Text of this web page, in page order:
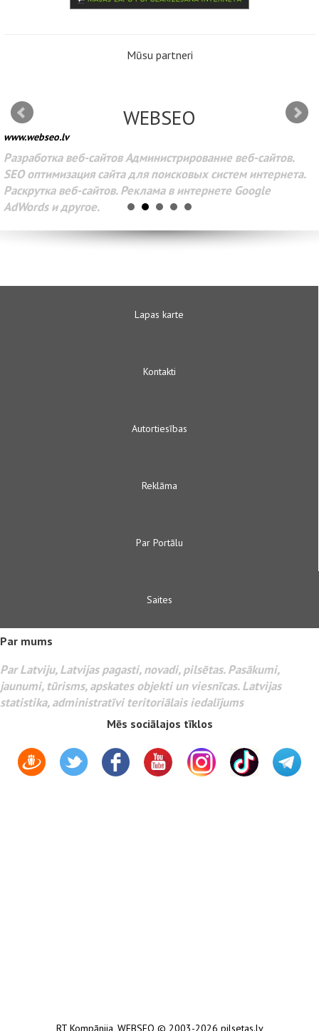
Mūsu partneri
WEBSEO
www.webseo.lv
Разработка веб-сайтов Администрирование веб-сайтов.
SEO оптимизация сайта для поисковых систем интернета.
Раскрутка веб-сайтов. Реклама в интернете Google
AdWords и другое.
Lapas karte
Kontakti
Autortiesības
Reklāma
Par Portālu
Saites
Par mums
Par Latviju, Latvijas pagasti, novadi, pilsētas. Pasākumi,
jaunumi, tūrisms, apskates objekti un viesnīcas. Latvijas
statistika, administratīvi teritoriālais iedalījums
Mēs sociālajos tīklos
RT Kompānija WEBSEO © 2003-2026 pilsetas.lv